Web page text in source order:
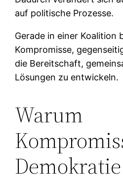
auf politische Prozesse.
Gerade in einer Koalition
Kompromisse,
die Bereitschaft,
Lösungen zu entwickeln.
Warum